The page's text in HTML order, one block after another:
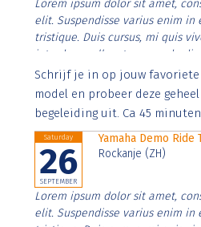
Lorem ipsum dolor sit amet,
elit. Suspendisse varius enim in
tristique. Duis cursus, mi quis
interdum nulla, ut commodo
Aenean faucibus nibh et justo
imperdiet. Nunc ut sem vitae
Schrijf je in op jouw favoriete
model en probeer deze
begeleiding uit. Ca 45
Saturday
26
SEPTEMBER
Yamaha Demo Ride
Rockanje (ZH)
Lorem ipsum dolor sit amet,
elit. Suspendisse varius enim in